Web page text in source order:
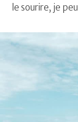
le sourire, je